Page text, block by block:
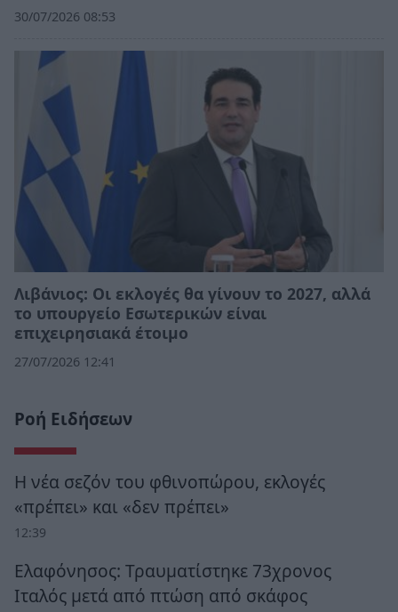
30/07/2026 08:53
Λιβάνιος: Οι εκλογές θα γίνουν το 2027, αλλά
το υπουργείο Εσωτερικών είναι
επιχειρησιακά έτοιμο
27/07/2026 12:41
Ροή Ειδήσεων
Η νέα σεζόν του φθινοπώρου, εκλογές
«πρέπει» και «δεν πρέπει»
12:39
Ελαφόνησος: Τραυματίστηκε 73χρονος
Ιταλός μετά από πτώση από σκάφος